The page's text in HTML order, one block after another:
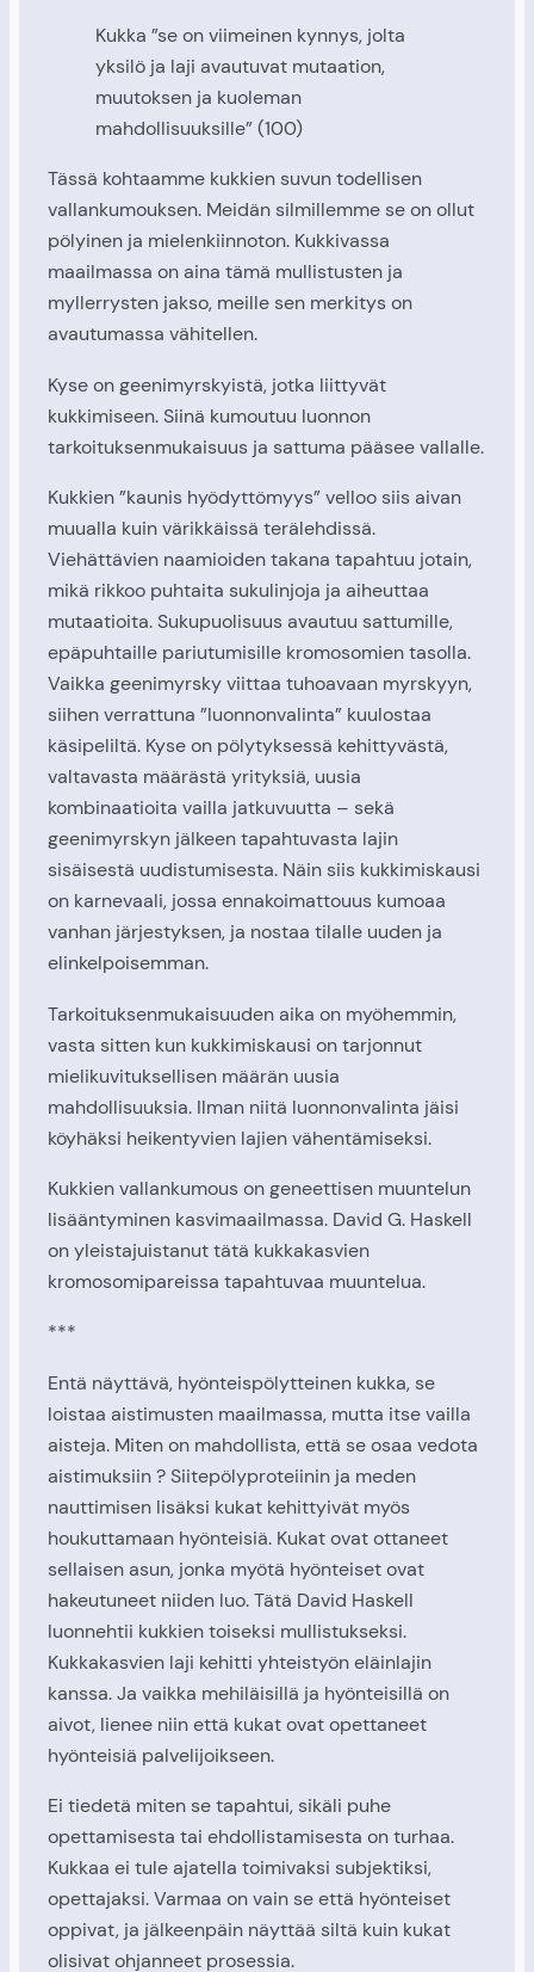
Kukka ”se on viimeinen kynnys, jolta
yksilö ja laji avautuvat mutaation,
muutoksen ja kuoleman
mahdollisuuksille” (100)
Tässä kohtaamme kukkien suvun todellisen
vallankumouksen. Meidän silmillemme se on ollut
pölyinen ja mielenkiinnoton. Kukkivassa
maailmassa on aina tämä mullistusten ja
myllerrysten jakso, meille sen merkitys on
avautumassa vähitellen.
Kyse on geenimyrskyistä, jotka liittyvät
kukkimiseen. Siinä kumoutuu luonnon
tarkoituksenmukaisuus ja sattuma pääsee vallalle.
Kukkien ”kaunis hyödyttömyys” velloo siis aivan
muualla kuin värikkäissä terälehdissä.
Viehättävien naamioiden takana tapahtuu jotain,
mikä rikkoo puhtaita sukulinjoja ja aiheuttaa
mutaatioita. Sukupuolisuus avautuu sattumille,
epäpuhtaille pariutumisille kromosomien tasolla.
Vaikka geenimyrsky viittaa tuhoavaan myrskyyn,
siihen verrattuna ”luonnonvalinta” kuulostaa
käsipeliltä. Kyse on pölytyksessä kehittyvästä,
valtavasta määrästä yrityksiä, uusia
kombinaatioita vailla jatkuvuutta – sekä
geenimyrskyn jälkeen tapahtuvasta lajin
sisäisestä uudistumisesta. Näin siis kukkimiskausi
on karnevaali, jossa ennakoimattouus kumoaa
vanhan järjestyksen, ja nostaa tilalle uuden ja
elinkelpoisemman.
Tarkoituksenmukaisuuden aika on myöhemmin,
vasta sitten kun kukkimiskausi on tarjonnut
mielikuvituksellisen määrän uusia
mahdollisuuksia. Ilman niitä luonnonvalinta jäisi
köyhäksi heikentyvien lajien vähentämiseksi.
Kukkien vallankumous on geneettisen muuntelun
lisääntyminen kasvimaailmassa. David G. Haskell
on yleistajuistanut tätä kukkakasvien
kromosomipareissa tapahtuvaa muuntelua.
***
Entä näyttävä, hyönteispölytteinen kukka, se
loistaa aistimusten maailmassa, mutta itse vailla
aisteja. Miten on mahdollista, että se osaa vedota
aistimuksiin ? Siitepölyproteiinin ja meden
nauttimisen lisäksi kukat kehittyivät myös
houkuttamaan hyönteisiä. Kukat ovat ottaneet
sellaisen asun, jonka myötä hyönteiset ovat
hakeutuneet niiden luo. Tätä David Haskell
luonnehtii kukkien toiseksi mullistukseksi.
Kukkakasvien laji kehitti yhteistyön eläinlajin
kanssa. Ja vaikka mehiläisillä ja hyönteisillä on
aivot, lienee niin että kukat ovat opettaneet
hyönteisiä palvelijoikseen.
Ei tiedetä miten se tapahtui, sikäli puhe
opettamisesta tai ehdollistamisesta on turhaa.
Kukkaa ei tule ajatella toimivaksi subjektiksi,
opettajaksi. Varmaa on vain se että hyönteiset
oppivat, ja jälkeenpäin näyttää siltä kuin kukat
olisivat ohjanneet prosessia.